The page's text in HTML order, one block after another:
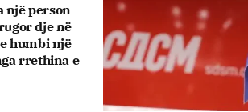
një person
dje në
humbi një
rrethina e